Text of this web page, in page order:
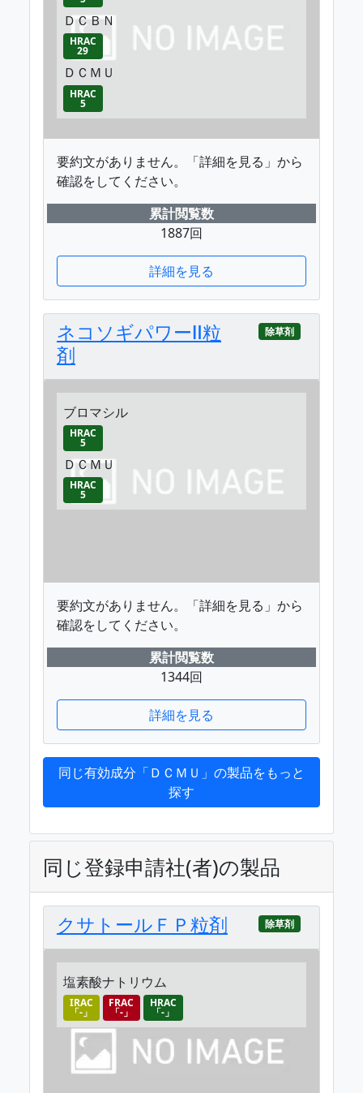
ＤＣＢＮ
HRAC
29
ＤＣＭＵ
HRAC
5
要約文がありません。「詳細を見る」から
確認をしてください。
累計閲覧数
1887回
詳細を見る
ネコソギパワーⅡ粒
剤
除草剤
ブロマシル
HRAC
5
ＤＣＭＵ
HRAC
5
要約文がありません。「詳細を見る」から
確認をしてください。
累計閲覧数
1344回
詳細を見る
同じ有効成分「ＤＣＭＵ」の製品をもっと
探す
同じ登録申請社(者)の製品
クサトールＦＰ粒剤 除草剤
塩素酸ナトリウム
IRAC
「-」
FRAC
「-」
HRAC
「-」